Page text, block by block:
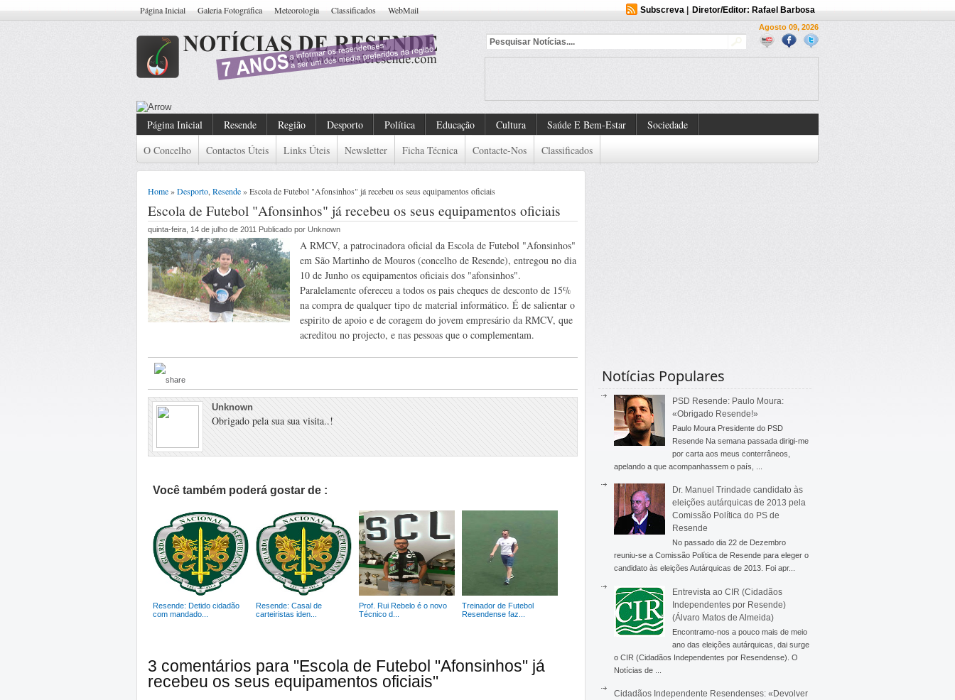
Página Inicial Galeria Fotográfica Meteorologia Classificados WebMail Subscreva| Diretor/Editor: Rafael Barbosa
Agosto 09, 2026
Página Inicial Resende Região Desporto Política Educação Cultura Saúde E Bem-Estar
Sociedade
O Concelho
Contactos Úteis Links Úteis Newsletter Ficha Técnica Contacte-Nos Classificados
Home»Desporto Resende» Escola de Futebol "Afonsinhos" já recebeu os seus equipamentos oficiais
Escola de Futebol "Afonsinhos" já recebeu os seus equipamentos oficiais
quinta-feira, 14 de julho de 2011 Publicado por Unknown
A RMCV, a patrocinadora oficial da Escola de Futebol "Afonsinhos"
em São Martinho de Mouros (concelho de Resende), entregou no dia
10 de Junho os equipamentos oficiais dos "afonsinhos".
Paralelamente ofereceu a todos os pais cheques de desconto de 15%
na compra de qualquer tipo de material informático. É de salientar o
espirito de apoio e de coragem do jovem empresário da RMCV, que
acreditou no projecto, e nas pessoas que o complementam.
Unknown
Obrigado pela sua sua visita..!
Você também poderá gostar de :
Resende: Detido cidadão
com mandado...
Resende: Casal de
carteiristas iden...
Prof. Rui Rebelo é o novo
Técnico d...
Treinador de Futebol
Resendense faz...
3 comentários para "Escola de Futebol "Afonsinhos" já
recebeu os seus equipamentos oficiais"
Notícias Populares
PSD Resende: Paulo Moura:
«Obrigado Resende!»
Paulo Moura Presidente do PSD
Resende Na semana passada dirigi-me
por carta aos meus conterrâneos,
apelando a que acompanhassem o país, ...
Dr. Manuel Trindade candidato às
eleições autárquicas de 2013 pela
Comissão Política do PS de
Resende
No passado dia 22 de Dezembro
reuniu-se a Comissão Política de Resende para eleger o
candidato às eleições Autárquicas de 2013. Foi apr...
Entrevista ao CIR (Cidadãos
Independentes por Resende)
(Álvaro Matos de Almeida)
Encontramo-nos a pouco mais de meio
ano das eleições autárquicas, dai surge
o CIR (Cidadãos Independentes por Resendense). O
Notícias de ...
Cidadãos Independente Resendenses: «Devolver